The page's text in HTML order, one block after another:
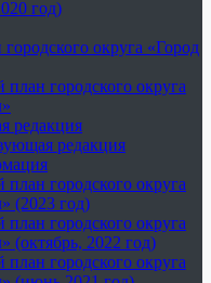
год)
округа «Город
план городского округа
редакция
редакция
план городского округа
(2023 год)
план городского округа
(октябрь, 2022 год)
план городского округа